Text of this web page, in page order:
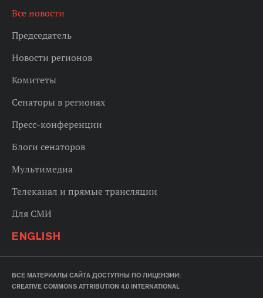
Все новости
Председатель
Новости регионов
Комитеты
Сенаторы в регионах
Пресс-конференции
Блоги сенаторов
Мультимедиа
Телеканал и прямые трансляции
Для СМИ
ENGLISH
ВСЕ МАТЕРИАЛЫ САЙТА ДОСТУПНЫ ПО ЛИЦЕНЗИИ:
CREATIVE COMMONS ATTRIBUTION 4.0 INTERNATIONAL